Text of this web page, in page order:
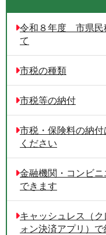
令和８年度 市県民
て
市税の種類
市税等の納付
市税・保険料の納
ください
金融機関・コンビ
できます
キャッシュレス（
ォン決済アプリ）